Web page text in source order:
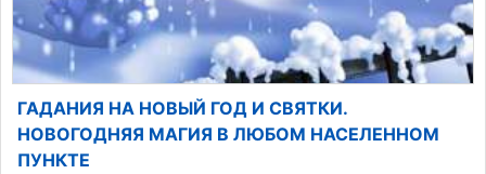
ГАДАНИЯ НА НОВЫЙ ГОД И СВЯТКИ.
НОВОГОДНЯЯ МАГИЯ В ЛЮБОМ НАСЕЛЕННОМ
ПУНКТЕ